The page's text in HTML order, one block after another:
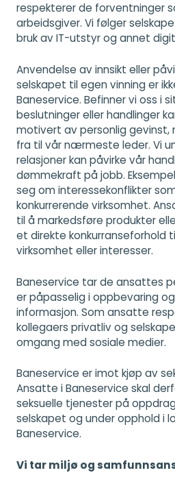
respekterer de forventninger
arbeidsgiver. Vi følger
bruk av IT-utstyr og annet
Anvendelse av innsikt eller
selskapet til egen vinning er
Baneservice. Befinner vi oss i
beslutninger eller handlinger
motivert av personlig gevinst,
fra til vår nærmeste leder. Vi
relasjoner kan påvirke vår
dømmekraft på jobb.
seg om interessekonflikter
konkurrerende virksomhet.
til å markedsføre produkter
et direkte konkurranseforhold
virksomhet eller interesser.
Baneservice tar de ansattes
er påpasselig i oppbevaring
informasjon. Som ansatte
kollegaers privatliv og
omgang med sosiale medier.
Baneservice er imot kjøp av
Ansatte i Baneservice skal
seksuelle tjenester på
selskapet og under opphold i
Baneservice.
Vi tar miljø og